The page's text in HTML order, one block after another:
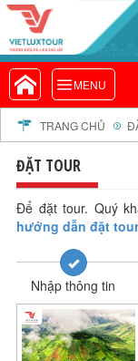
MENU
VIETLUXTOUR.COM
TOUR CAO CẤP
TOUR TRONG NƯỚC
TOUR NƯỚC NGOÀI
TOUR KHỞI HÀNH TỪ
TOUR KHỞI HÀNH TỪ ĐÀ
TOUR KHỞI HÀNH TỪ
TOUR ĐOÀN - M.I.C.E
TOUR COMBO
DỊCH VỤ
GIỚI THIỆU
HỒ SƠ NĂNG LỰC
TRANG CHỦ
ĐẶT TOUR
Để đặt tour. Quý
hướng dẫn đặt tour
Nhập thông tin